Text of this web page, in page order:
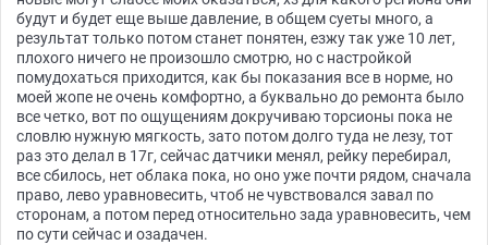
будут и будет еще выше давление, в общем суеты много, а
результат только потом станет понятен, езжу так уже 10 лет,
плохого ничего не произошло смотрю, но с настройкой
помудохаться приходится, как бы показания все в норме, но
моей жопе не очень комфортно, а буквально до ремонта было
все четко, вот по ощущениям докручиваю торсионы пока не
словлю нужную мягкость, зато потом долго туда не лезу, тот
раз это делал в 17г, сейчас датчики менял, рейку перебирал,
все сбилось, нет облака пока, но оно уже почти рядом, сначала
право, лево уравновесить, чтоб не чувствовался завал по
сторонам, а потом перед относительно зада уравновесить, чем
по сути сейчас и озадачен.